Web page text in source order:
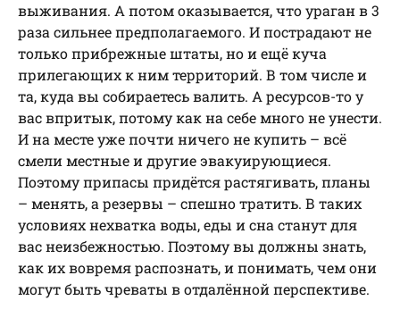
выживания. А потом оказывается, что ураган в 3
раза сильнее предполагаемого. И пострадают не
только прибрежные штаты, но и ещё куча
прилегающих к ним территорий. В том числе и
та, куда вы собираетесь валить. А ресурсов-то у
вас впритык, потому как на себе много не унести.
И на месте уже почти ничего не купить – всё
смели местные и другие эвакуирующиеся.
Поэтому припасы придётся растягивать, планы
– менять, а резервы – спешно тратить. В таких
условиях нехватка воды, еды и сна станут для
вас неизбежностью. Поэтому вы должны знать,
как их вовремя распознать, и понимать, чем они
могут быть чреваты в отдалённой перспективе.